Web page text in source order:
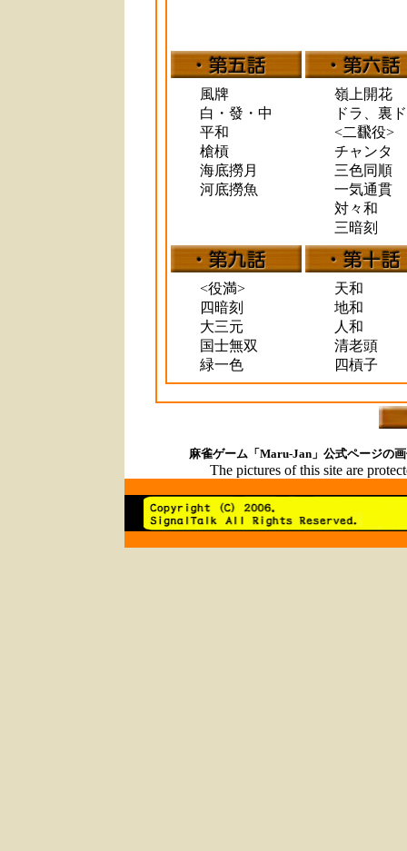
風牌
白・發・中
平和
槍槓
海底撈月
河底撈魚
嶺上開花
ドラ、裏ド
<二飜役>
チャンタ
三色同順
一気通貫
対々和
三暗刻
<役満>
四暗刻
大三元
国士無双
緑一色
天和
地和
人和
清老頭
四槓子
麻雀ゲーム「Maru-Jan」公式ページの
The pictures of this site are